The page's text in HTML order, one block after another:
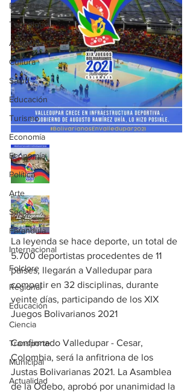
Deportes
Tecnologia
Ambiente
Cultura
Salud
Educación
Turismo
Economía
Economía
Política
Arte
Social
Farandula
Internacional
Folclore
Regional
Educación
Ciencia
Transporte
Municipal
Actualidad
La leyenda se hace deporte, un total de
5.700 deportistas procedentes de 11
países, llegarán a Valledupar para
competir en 32 disciplinas, durante
veinte días, participando de los XIX
Juegos Bolivarianos 2021
Confirmado Valledupar - Cesar,
Colombia, será la anfitriona de los
Justas Bolivarianas 2021. La Asamblea
de la Odebo, aprobó por unanimidad la